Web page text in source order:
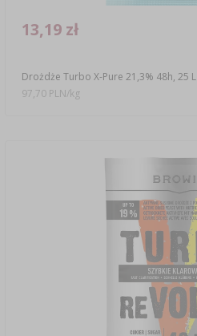
Drożdże Turbo X-Pure 21,3% 48h, 25 L
13,19 zł
97,70 PLN/kg